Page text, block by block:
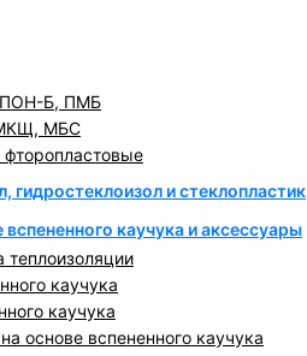
ПОН-Б, ПМБ
МБС
гидростеклоизол и стеклопластик
каучука и аксессуары
каучука
каучука
основе вспененного каучука